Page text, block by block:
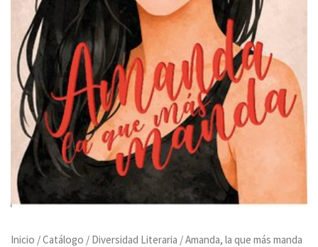
Inicio /Catálogo / Diversidad Literaria / Amanda, la que más manda